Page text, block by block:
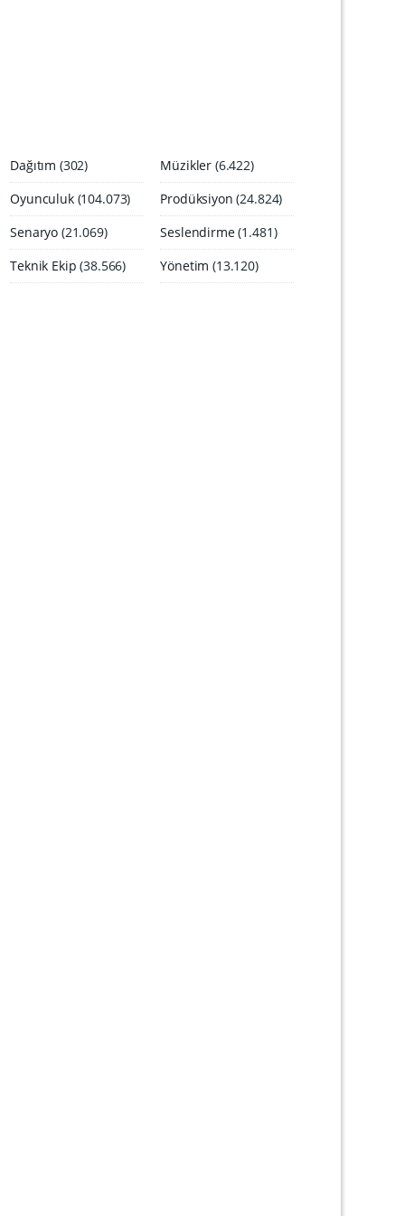
Dağıtım (302) Müzikler (6.422)
Oyunculuk(104.073) Prodüksiyon (24.824)
Senaryo (21.069) Seslendirme(1.481)
Teknik Ekip (38.566) Yönetim (13.120)